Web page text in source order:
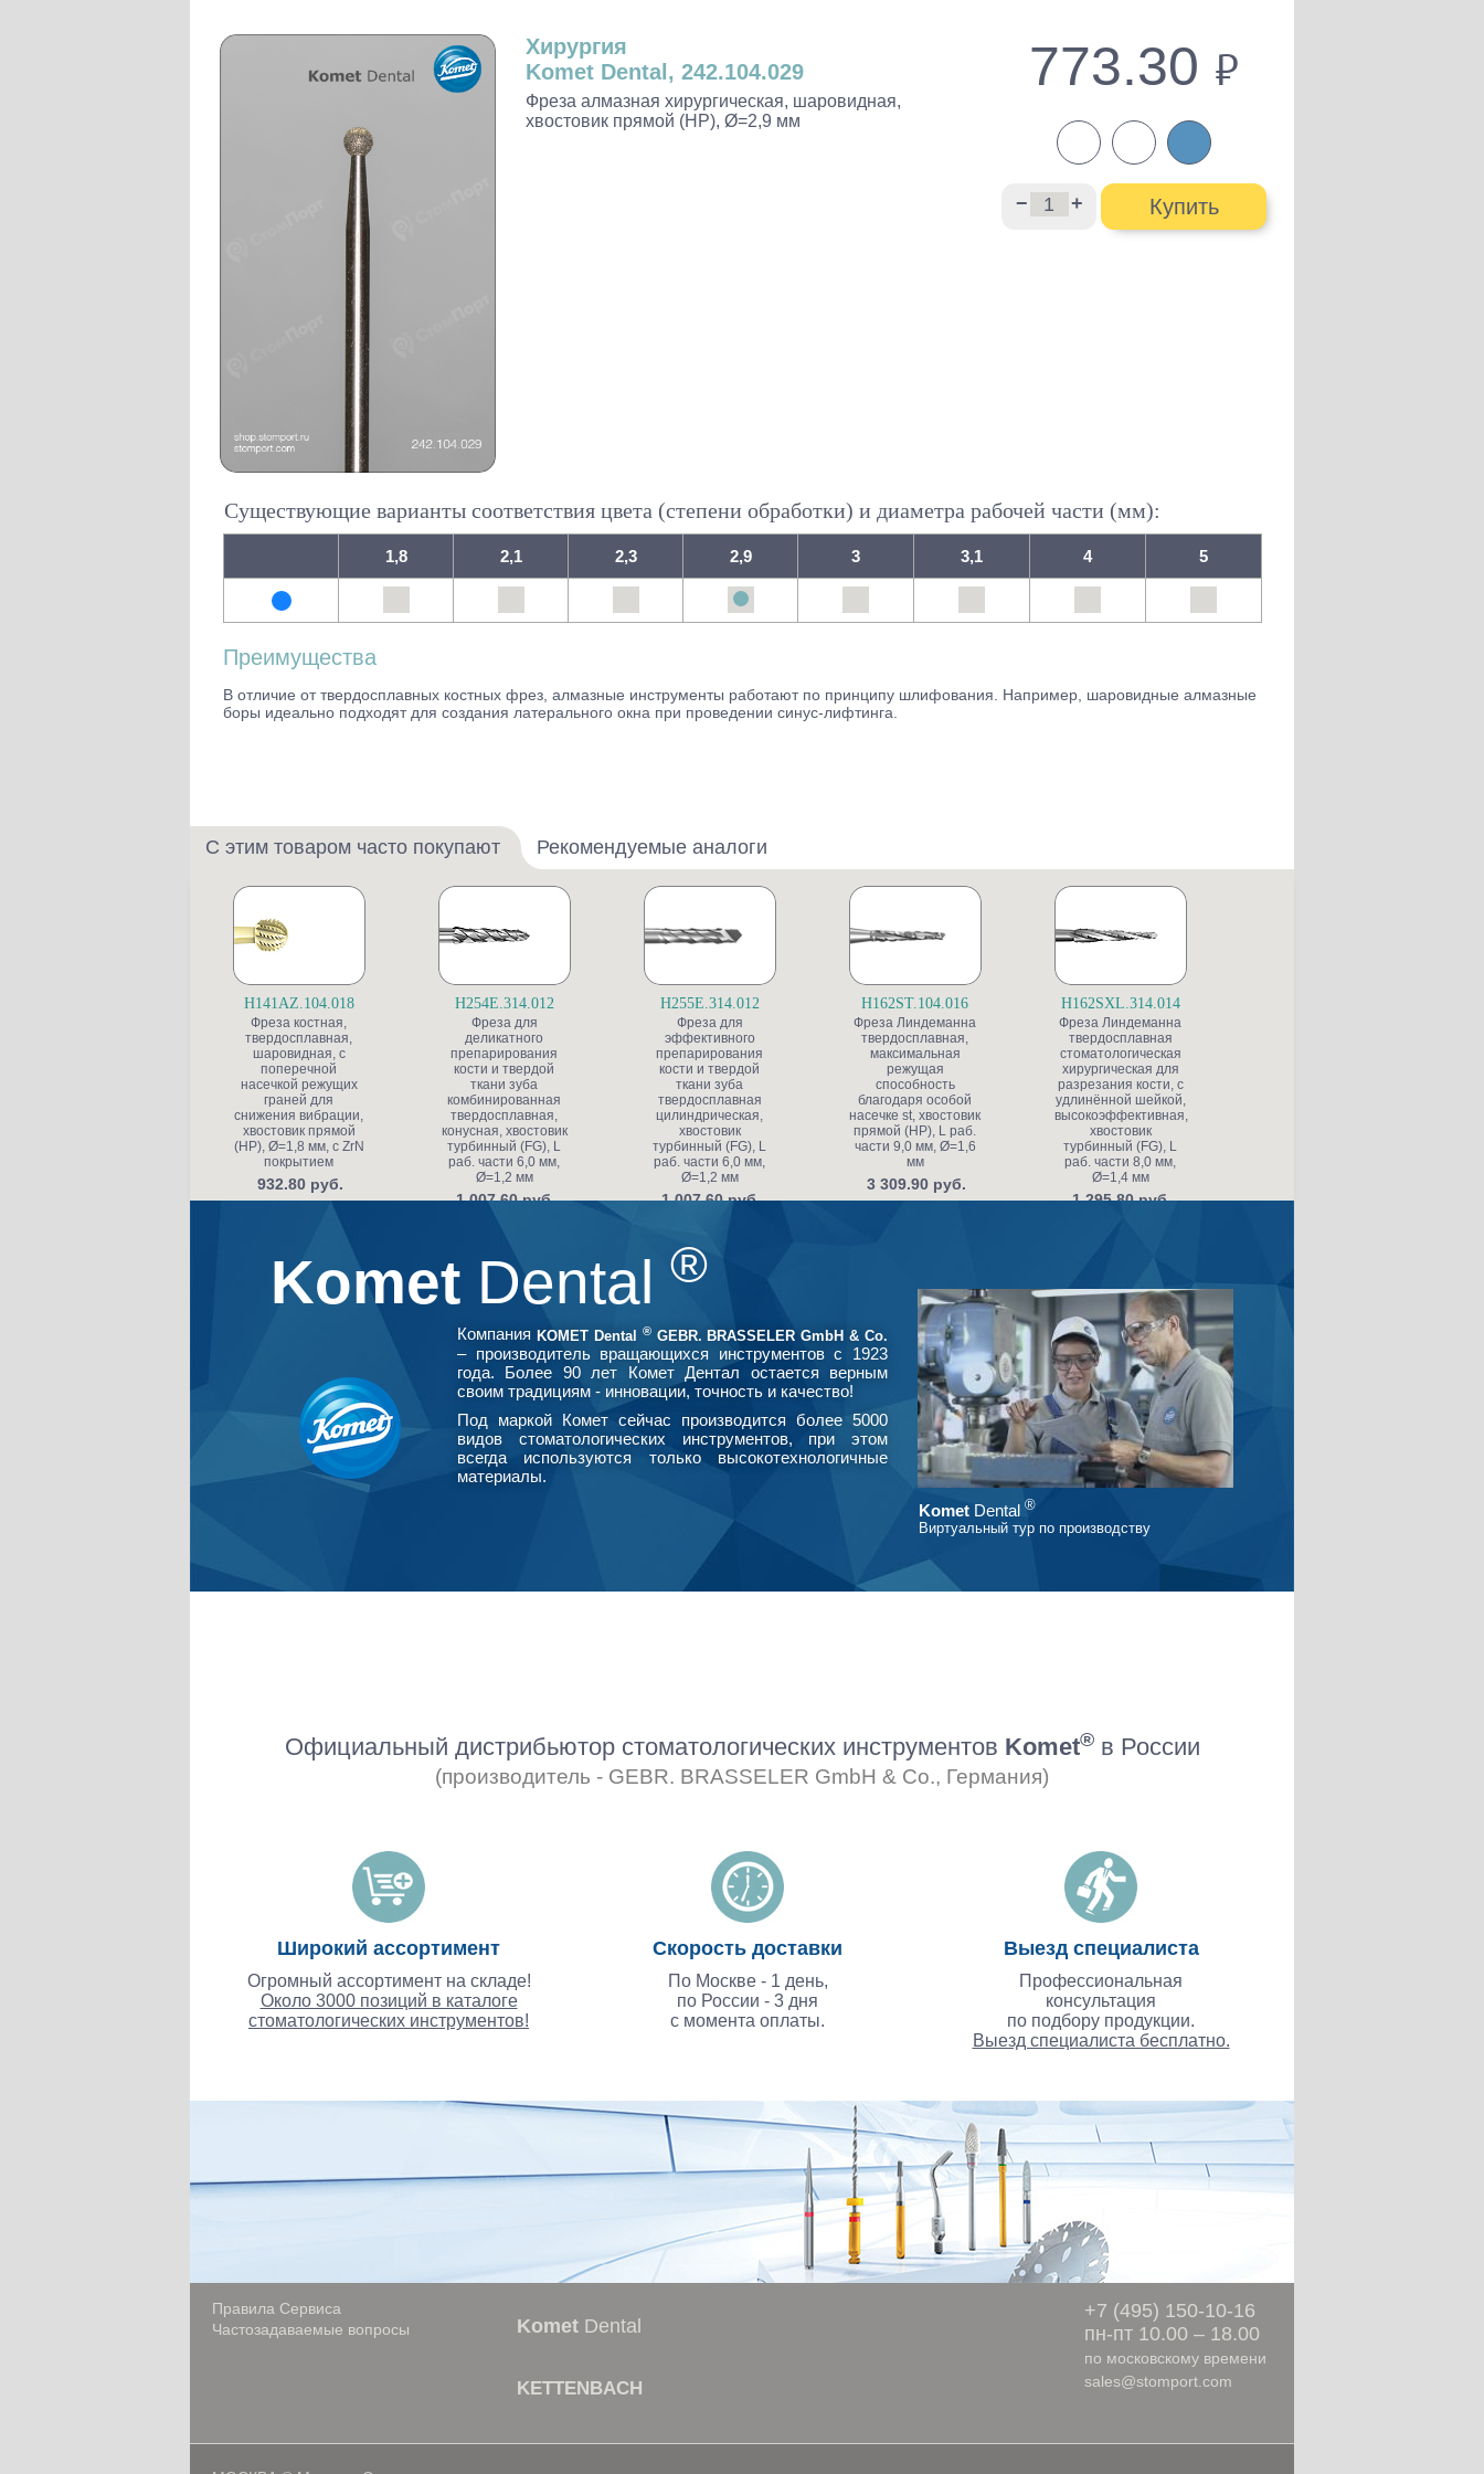
Наконечники и переходники KaVo
773.30 руб.
− + Купить
Хирургия
Komet Dental, 242.104.029
Фреза алмазная хирургическая, шаровидная,
хвостовик прямой (HP), Ø=2,9 мм
Существующие варианты соответствия цвета (степени обработки) и диаметра рабочей части (мм):
1,8 2,1 2,3 2,9 3 3,1 4 5
Преимущества
В отличие от твердосплавных костных фрез, алмазные инструменты работают по принципу шлифования. Например, шаровидные алмазные
боры идеально подходят для создания латерального окна при проведении синус-лифтинга.
С этим товаром часто покупают Рекомендуемые аналоги
H141AZ.104.018
Фреза костная,
твердосплавная,
шаровидная, с
поперечной
насечкой режущих
граней для
снижения вибрации,
хвостовик прямой
(HP), Ø=1,8 мм, с ZrN
покрытием
932.80 руб.
H254E.314.012
Фреза для
деликатного
препарирования
кости и твердой
ткани зуба
комбинированная
твердосплавная,
конусная, хвостовик
турбинный (FG), L
раб. части 6,0 мм,
Ø=1,2 мм
1 007.60 руб.
H255E.314.012
Фреза для
эффективного
препарирования
кости и твердой
ткани зуба
твердосплавная
цилиндрическая,
хвостовик
турбинный (FG), L
раб. части 6,0 мм,
Ø=1,2 мм
1 007.60 руб.
H162ST.104.016
Фреза Линдеманна
твердосплавная,
максимальная
режущая
способность
благодаря особой
насечке st, хвостовик
прямой (HP), L раб.
части 9,0 мм, Ø=1,6
мм
3 309.90 руб.
H162SXL.314.014
Фреза Линдеманна
твердосплавная
стоматологическая
хирургическая для
разрезания кости, с
удлинённой шейкой,
высокоэффективная,
хвостовик
турбинный (FG), L
раб. части 8,0 мм,
Ø=1,4 мм
1 295.80 руб.
Komet Dental ®
Компания KOMET Dental ®GEBR. BRASSELER GmbH & Co.
– производитель вращающихся инструментов с 1923
года. Более 90 лет Комет Дентал остается верным
своим традициям - инновации, точность и качество!
Под маркой Комет сейчас производится более 5000
видов стоматологических инструментов, при этом
всегда используются только высокотехнологичные
материалы.
Komet Dental ®
Виртуальный тур по производству
Официальный дистрибьютор стоматологических инструментов Komet®в России
(производитель - GEBR. BRASSELER GmbH & Co., Германия)
Широкий ассортимент
Огромный ассортимент на складе!
Около 3000 позиций в каталоге
стоматологических инструментов!
Скорость доставки
По Москве - 1 день,
по России - 3 дня
с момента оплаты.
Выезд специалиста
Профессиональная
консультация
по подбору продукции.
Выезд специалиста бесплатно.
Правила Сервиса
Частозадаваемые вопросы
Komet Dental
KETTENBACH
+7 (495) 150-10-16
пн-пт 10.00 – 18.00
по московскому времени
sales@stomport.com